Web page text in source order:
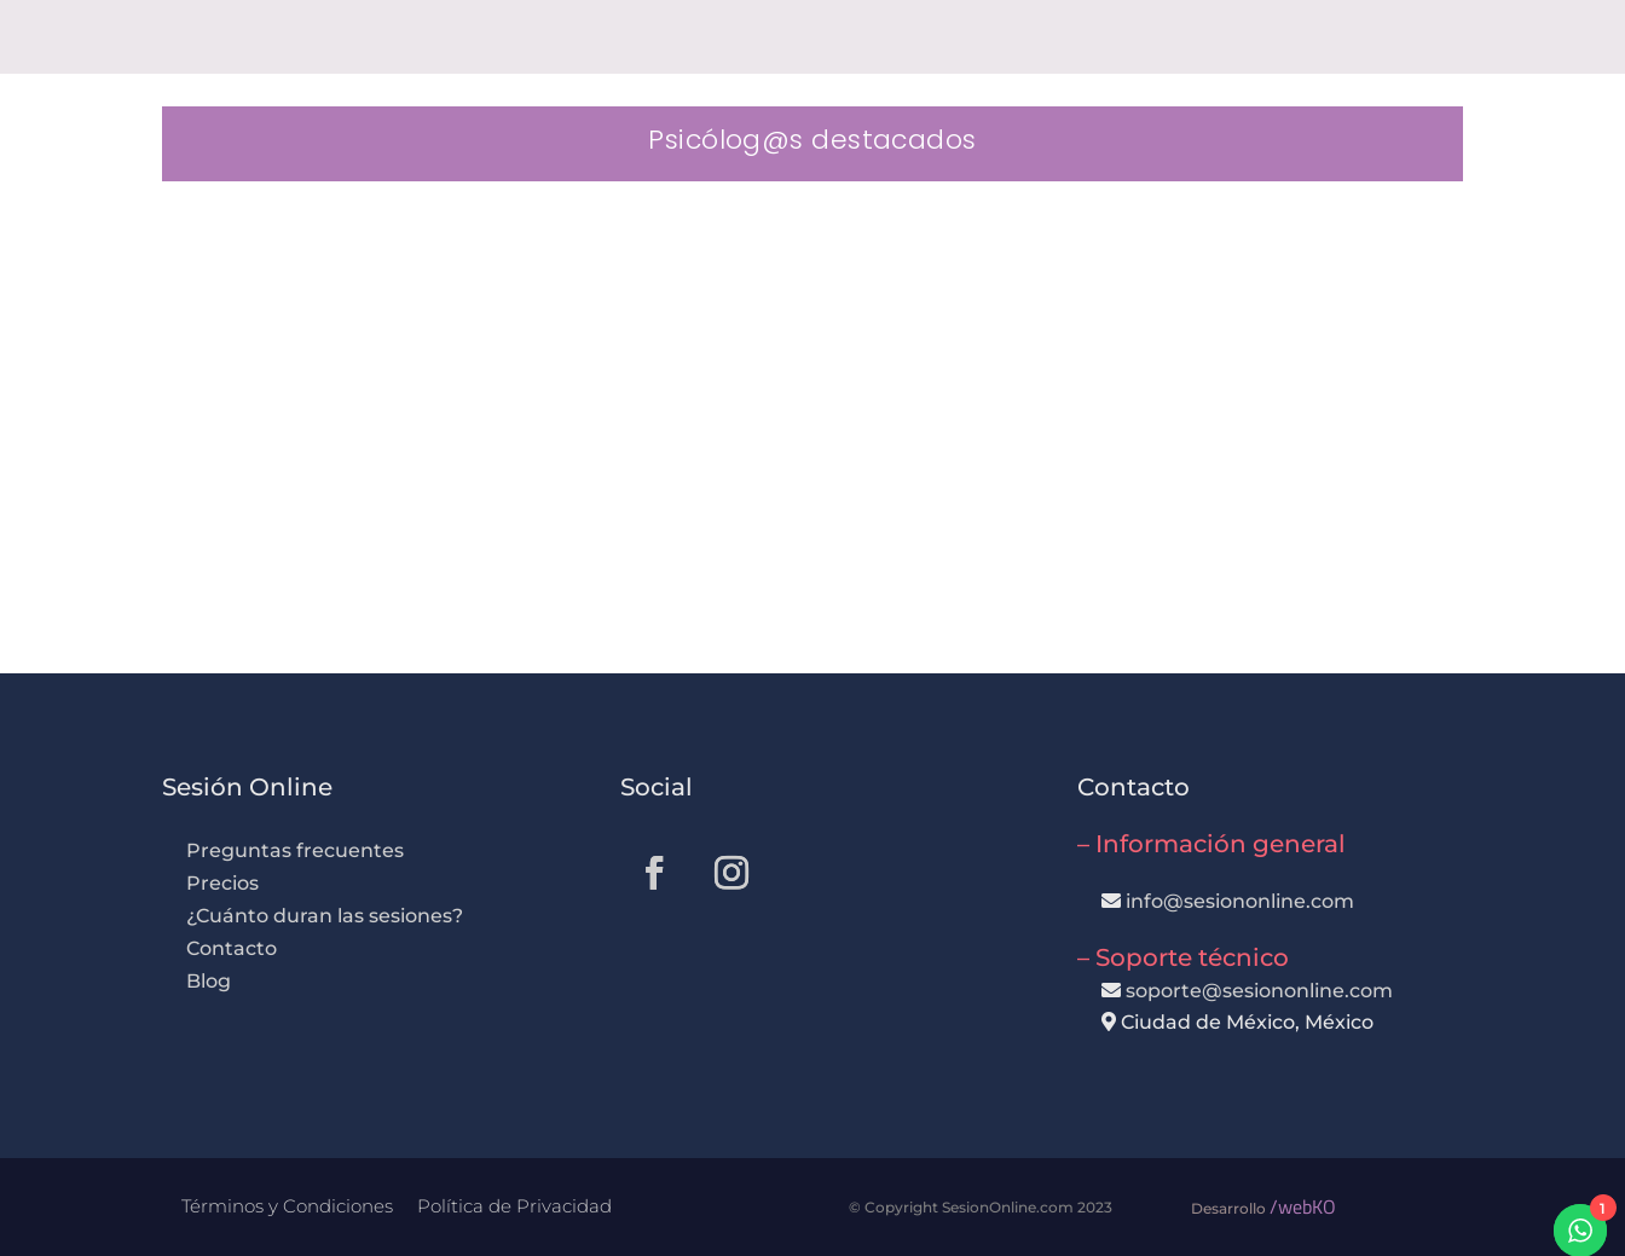
Psicólog@s destacados
Sesión Online
Preguntas frecuentes
Precios
¿Cuánto duran las sesiones?
Contacto
Blog
Social
Contacto
– Información general
info@sesiononline.com
– Soporte técnico
soporte@sesiononline.com
Ciudad de México, México
Términos y Condiciones Política de Privacidad © Copyright SesionOnline.com 2023 Desarrollo/webKO 1